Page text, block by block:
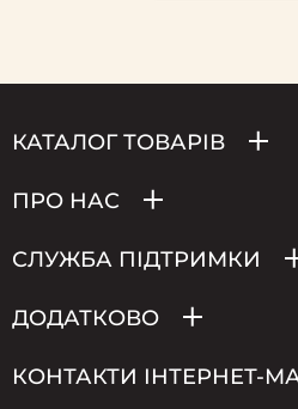
КАТАЛОГ ТОВАРІВ
ПРО НАС
СЛУЖБА ПІДТРИМКИ
ДОДАТКОВО
КОНТАКТИ ІНТЕРНЕТ-